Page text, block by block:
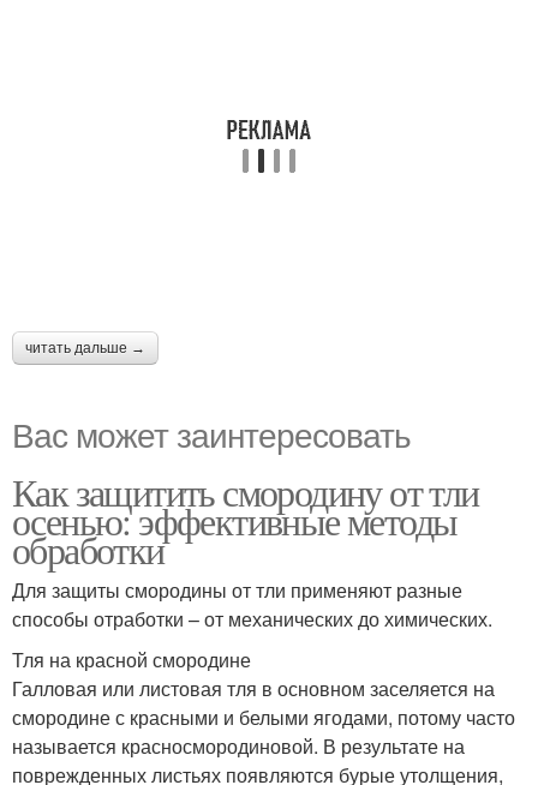
читать дальше →
Вас может заинтересовать
Как защитить смородину от тли
осенью: эффективные методы
обработки
Для защиты смородины от тли применяют разные
способы отработки – от механических до химических.
Тля на красной смородине
Галловая или листовая тля в основном заселяется на
смородине с красными и белыми ягодами, потому часто
называется красносмородиновой. В результате на
поврежденных листьях появляются бурые утолщения,